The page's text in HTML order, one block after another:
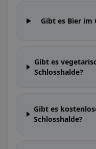
Gibt es Bier im
Gibt es
Schlosshalde?
Gibt es
Schlosshalde?